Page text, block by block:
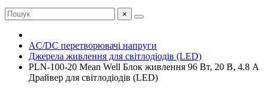
×
AC/DC перетворювачі напруги
Джерела живлення для світлодіодів (LED)
PLN-100-20 Mean Well Блок живлення 96 Вт, 20 В, 4.8 А
Драйвер для світлодіодів (LED)